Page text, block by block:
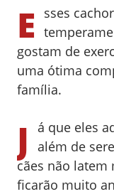
E
sses
gostam de
uma ótima
família.
J
á que eles
além de
cães não latem
ficarão muito